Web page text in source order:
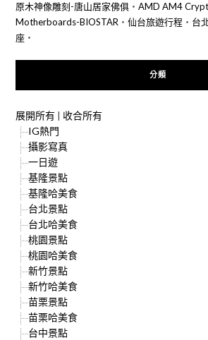
原木神像雕刻-唐山居家佛俱‧ AMD AM4
Motherboards-BIOSTAR‧ 仙台旅遊行程 ‧ 台
座‧
分類
展開所有| 收合所有
IG熱門
攝影寫真
一日遊
基隆景點
基隆哈美食
台北景點
台北哈美食
桃園景點
桃園哈美食
新竹景點
新竹哈美食
苗栗景點
苗栗哈美食
台中景點